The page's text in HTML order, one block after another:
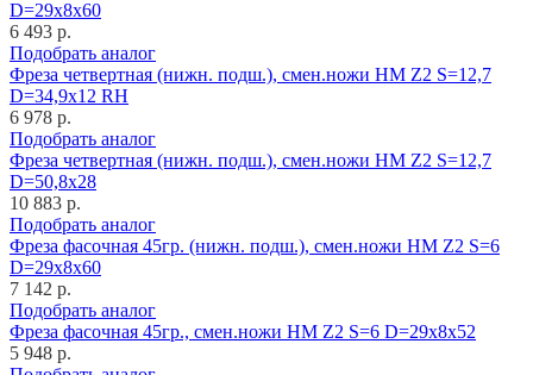
D=29x8x60
6 493 р.
Подобрать аналог
Фреза четвертная (нижн. подш.), смен.ножи HM Z2 S=12,7
D=34,9x12 RH
6 978 р.
Подобрать аналог
Фреза четвертная (нижн. подш.), смен.ножи HM Z2 S=12,7
D=50,8x28
10 883 р.
Подобрать аналог
Фреза фасочная 45гр. (нижн. подш.), смен.ножи HM Z2 S=6
D=29x8x60
7 142 р.
Подобрать аналог
Фреза фасочная 45гр., смен.ножи HM Z2 S=6 D=29x8x52
5 948 р.